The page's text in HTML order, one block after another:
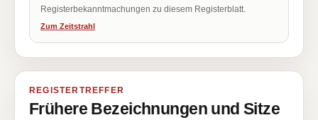
Registerbekanntmachungen zu diesem Registerblatt.
Zum Zeitstrahl
REGISTERTREFFER
Frühere Bezeichnungen und Sitze